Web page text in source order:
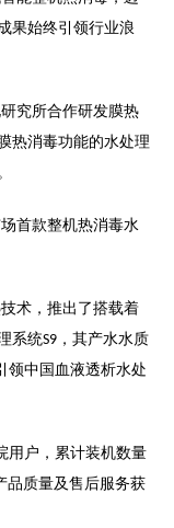
果始终引领行业浪
究所合作研发膜热
热消毒功能的水处理
首款整机热消毒水
术，推出了搭载着
系统S9 ，其产水水质
领中国血液透析水处
用户，累计装机数量
品质量及售后服务获